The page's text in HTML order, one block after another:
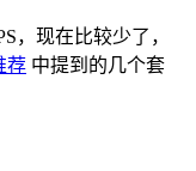
，现在比较少了，
荐 中提到的几个套